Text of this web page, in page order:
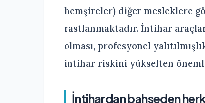
hemşireler) diğer mesleklere
rastlanmaktadır. İntihar
olması, profesyonel
intihar riskini yükselten
İntihardan bahseden